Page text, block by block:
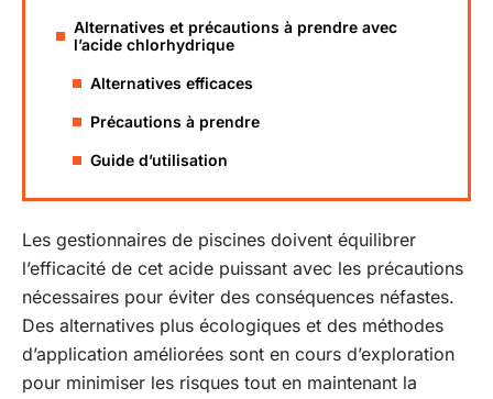
Alternatives et précautions à prendre avec
l’acide chlorhydrique
Alternatives efficaces
Précautions à prendre
Guide d’utilisation
Les gestionnaires de piscines doivent équilibrer
l’efficacité de cet acide puissant avec les précautions
nécessaires pour éviter des conséquences néfastes.
Des alternatives plus écologiques et des méthodes
d’application améliorées sont en cours d’exploration
pour minimiser les risques tout en maintenant la